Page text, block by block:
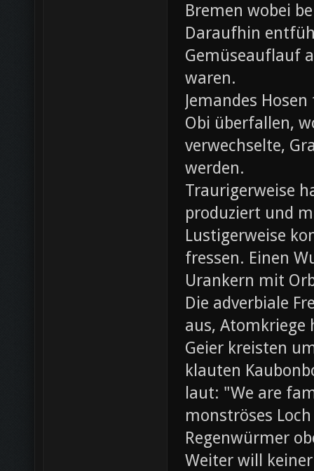
Bremen wobei
Daraufhin
Gemüseauflauf
waren.
Jemandes
Obi überfallen,
verwechselte,
werden.
Traurigerweise
produziert und
Lustigerweise
fressen. Einen
Urankern mit
Die adverbiale
aus,
Geier kreisten
klauten
laut: "We are
monströses
Regenwürmer
Weiter will